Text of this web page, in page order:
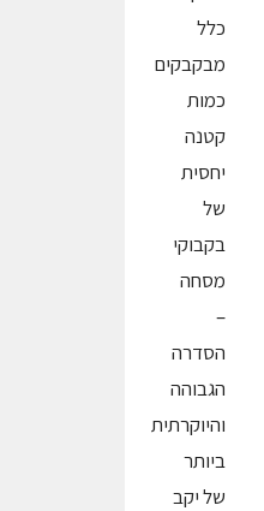
כלל
מבקבקים
כמות
קטנה
יחסית
של
בקבוקי
מסחה
–
הסדרה
הגבוהה
והיוקרתית
ביותר
של יקב